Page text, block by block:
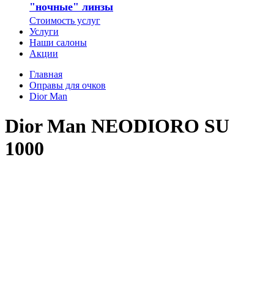
"ночные" линзы
Стоимость услуг
Услуги
Наши салоны
Акции
Главная
Оправы для очков
Dior Man
Dior Man NEODIORO SU
1000